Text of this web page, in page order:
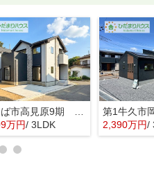
万円/ 3LDK 2,390万円/